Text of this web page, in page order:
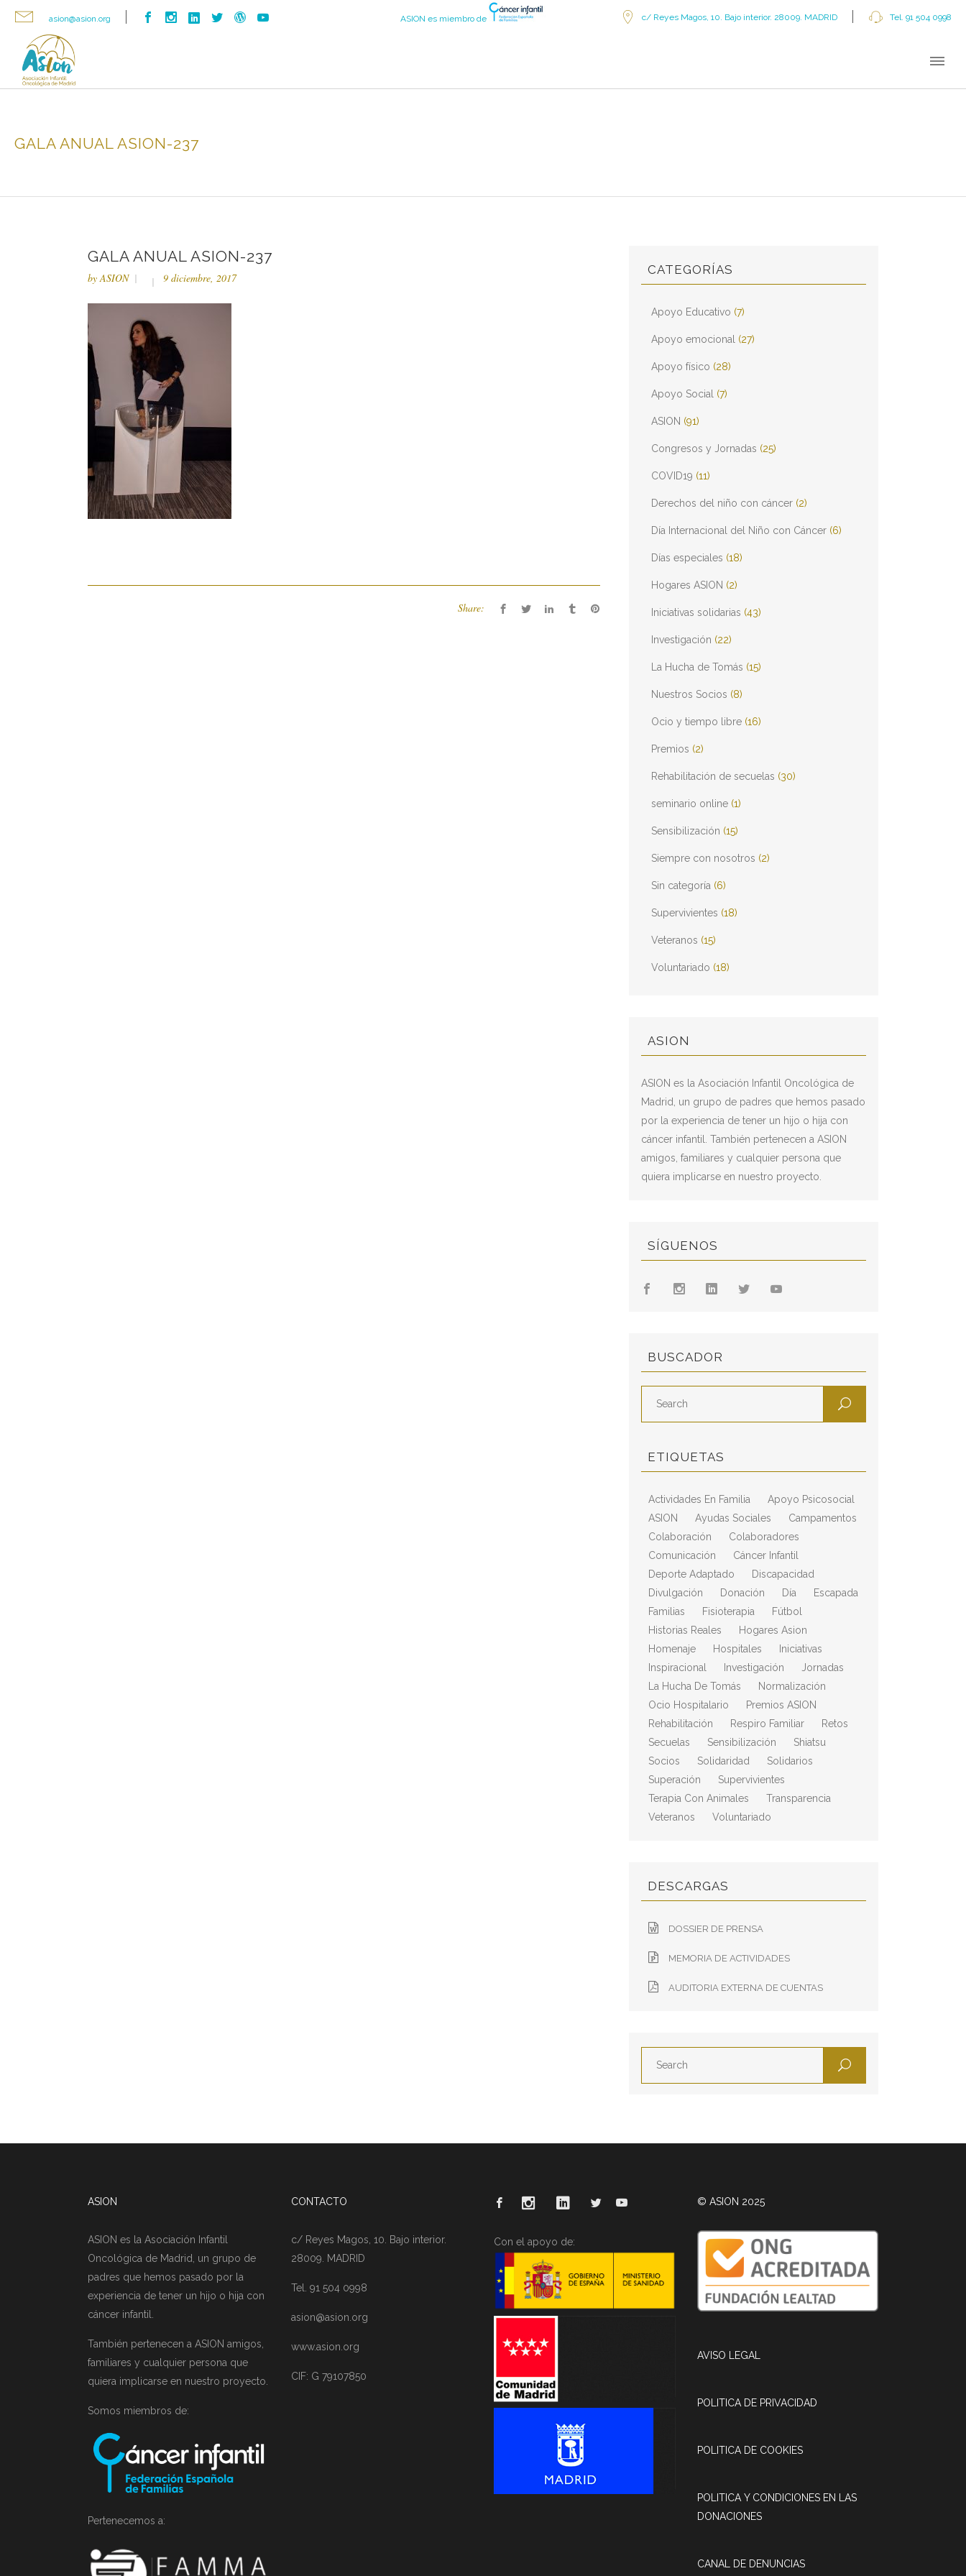
asion@asion.org ASION es miembro de c/ Reyes Magos, 10. Bajo interior. 28009. MADRID Tel. 91 504 0998
GALA ANUAL ASION-237
GALA ANUAL ASION-237
byASION 9 diciembre, 2017
Share:
CATEGORÍAS
Apoyo Educativo (7)
Apoyo emocional (27)
Apoyo físico (28)
Apoyo Social (7)
ASION (91)
Congresos y Jornadas (25)
COVID19 (11)
Derechos del niño con cáncer (2)
Día Internacional del Niño con Cáncer (6)
Días especiales (18)
Hogares ASION (2)
Iniciativas solidarias (43)
Investigación (22)
La Hucha de Tomás (15)
Nuestros Socios (8)
Ocio y tiempo libre (16)
Premios (2)
Rehabilitación de secuelas (30)
seminario online (1)
Sensibilización (15)
Siempre con nosotros (2)
Sin categoría (6)
Supervivientes (18)
Veteranos (15)
Voluntariado (18)
ASION
ASION es la Asociación Infantil Oncológica de
Madrid, un grupo de padres que hemos pasado
por la experiencia de tener un hijo o hija con
cáncer infantil. También pertenecen a ASION
amigos, familiares y cualquier persona que
quiera implicarse en nuestro proyecto.
SÍGUENOS
BUSCADOR
ETIQUETAS
Actividades En Familia
Apoyo Psicosocial
ASION
Ayudas Sociales
Campamentos
Colaboración
Colaboradores
Comunicación
Cáncer Infantil
Deporte Adaptado
Discapacidad
Divulgación
Donación Día
Escapada
Familias
Fisioterapia
Fútbol
Historias Reales
Hogares Asion
Homenaje
Hospitales
Iniciativas
Inspiracional
Investigación
Jornadas
La Hucha De Tomás
Normalización
Ocio Hospitalario
Premios ASION
Rehabilitación
Respiro Familiar
Retos
Secuelas
Sensibilización
Shiatsu
Socios
Solidaridad
Solidarios
Superación
Supervivientes
Terapia Con Animales
Transparencia
Veteranos
Voluntariado
DESCARGAS
DOSSIER DE PRENSA
MEMORIA DE ACTIVIDADES
AUDITORIA EXTERNA DE CUENTAS
ASION
ASION es la Asociación Infantil
Oncológica de Madrid, un grupo de
padres que hemos pasado por la
experiencia de tener un hijo o hija con
cáncer infantil.
También pertenecen a ASION amigos,
familiares y cualquier persona que
quiera implicarse en nuestro proyecto.
Somos miembros de:
Pertenecemos a:
CONTACTO
c/ Reyes Magos, 10. Bajo interior.
28009. MADRID
Tel. 91 504 0998
asion@asion.org
www.asion.org
CIF: G 79107850
Con el apoyo de:
© ASION 2025
AVISO LEGAL
POLITICA DE PRIVACIDAD
POLITICA DE COOKIES
POLITICA Y CONDICIONES EN LAS
DONACIONES
CANAL DE DENUNCIAS